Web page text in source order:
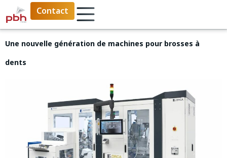
Contact
Une nouvelle génération de machines pour brosses à
dents